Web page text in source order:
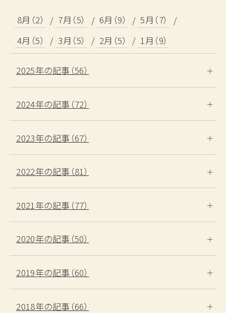
8月（2） 7月（5） 6月（9）
5月（7）
4月（5）
3月（5） 2月（5） 1月（9）
2025年の記事（56）
2024年の記事（72）
2023年の記事（67）
2022年の記事（81）
2021年の記事（77）
2020年の記事（50）
2019年の記事（60）
2018年の記事（66）